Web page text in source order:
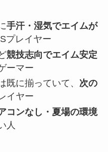
手汗・湿気でエイムが
プレイヤー
競技志向でエイム安定
ーマー
既に揃っていて、 次の
イヤー
コンなし・夏場の環境
人